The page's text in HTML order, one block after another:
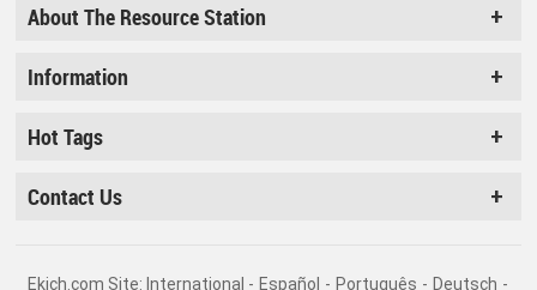
About The Resource Station
Information
Hot Tags
Contact Us
Ekjch.com Site: International - Español - Português - Deutsch -